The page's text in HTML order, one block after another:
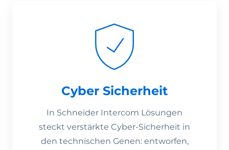
Cyber Sicherheit
In Schneider Intercom Lösungen
steckt verstärkte Cyber-Sicherheit in
den technischen Genen: entworfen,